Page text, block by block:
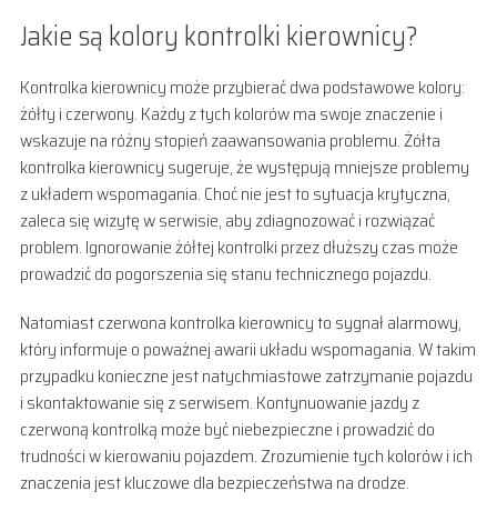
Jakie są kolory kontrolki kierownicy?
Kontrolka kierownicy może przybierać dwa podstawowe kolory:
żółty i czerwony. Każdy z tych kolorów ma swoje znaczenie i
wskazuje na różny stopień zaawansowania problemu. Żółta
kontrolka kierownicy sugeruje, że występują mniejsze problemy
z układem wspomagania. Choć nie jest to sytuacja krytyczna,
zaleca się wizytę w serwisie, aby zdiagnozować i rozwiązać
problem. Ignorowanie żółtej kontrolki przez dłuższy czas może
prowadzić do pogorszenia się stanu technicznego pojazdu.
Natomiast czerwona kontrolka kierownicy to sygnał alarmowy,
który informuje o poważnej awarii układu wspomagania. W takim
przypadku konieczne jest natychmiastowe zatrzymanie pojazdu
i skontaktowanie się z serwisem. Kontynuowanie jazdy z
czerwoną kontrolką może być niebezpieczne i prowadzić do
trudności w kierowaniu pojazdem. Zrozumienie tych kolorów i ich
znaczenia jest kluczowe dla bezpieczeństwa na drodze.